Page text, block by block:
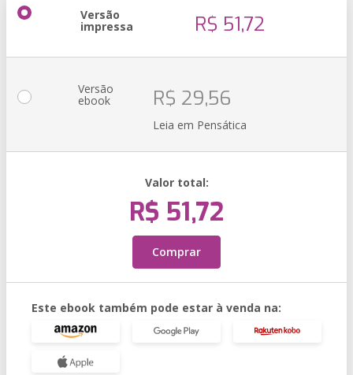
Versão
impressa R$ 51,72
Versão
ebook R$ 29,56
Leia em Pensática
Valor total:
R$ 51,72
Comprar
Este ebook também pode estar à venda na: